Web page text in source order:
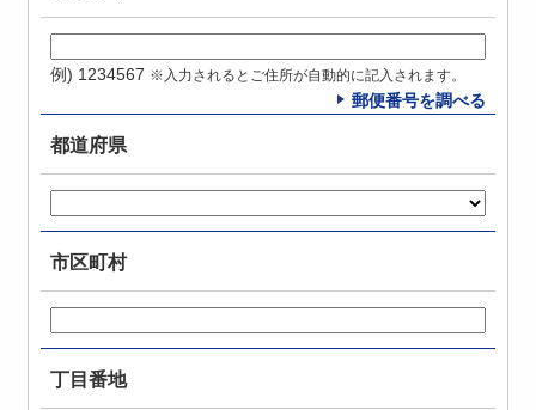
例) 1234567 ※入力されるとご住所が自動的に記入されます。
郵便番号を調べる
都道府県
市区町村
丁目番地